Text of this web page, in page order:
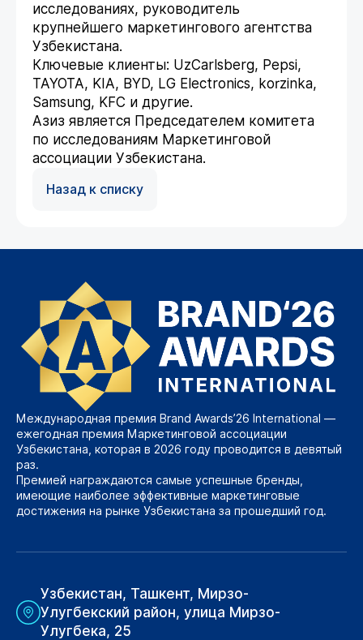
исследованиях, руководитель
крупнейшего маркетингового агентства
Узбекистана.
Ключевые клиенты: UzCarlsberg, Pepsi,
TAYOTA, KIA, ВYD, LG Electronics, korzinka,
Samsung, KFC и другие.
Азиз является Председателем комитета
по исследованиям Маркетинговой
ассоциации Узбекистана.
Назад к списку
Международная премия Brand Awards’26 International —
ежегодная премия Маркетинговой ассоциации
Узбекистана, которая в 2026 году проводится в девятый
раз.
Премией награждаются самые успешные бренды,
имеющие наиболее эффективные маркетинговые
достижения на рынке Узбекистана за прошедший год.
Узбекистан, Ташкент, Мирзо-
Улугбекский район, улица Мирзо-
Улугбека, 25